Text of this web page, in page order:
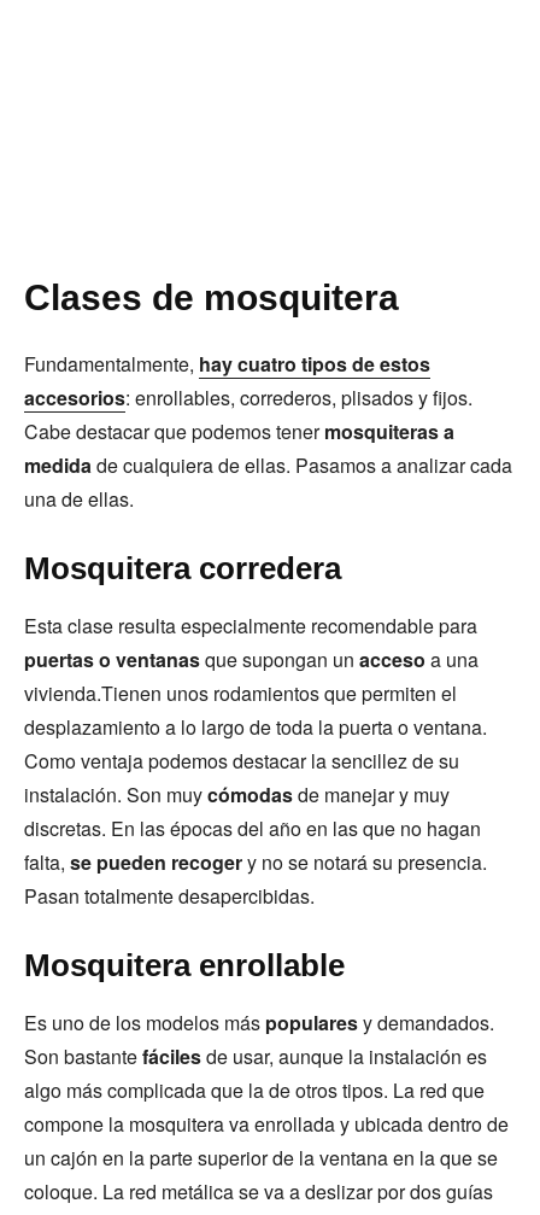
Clases de mosquitera
Fundamentalmente, hay cuatro tipos de estos
accesorios: enrollables, correderos, plisados y fijos.
Cabe destacar que podemos tenermosquiteras a
medida de cualquiera de ellas. Pasamos a analizar cada
una de ellas.
Mosquitera corredera
Esta clase resulta especialmente recomendable para
puertas o ventanasque supongan un acceso a una
vivienda.Tienen unos rodamientos que permiten el
desplazamiento a lo largo de toda la puerta o ventana.
Como ventaja podemos destacar la sencillez de su
instalación. Son muycómodasde manejar y muy
discretas. En las épocas del año en las que no hagan
falta, se pueden recogery no se notará su presencia.
Pasan totalmente desapercibidas.
Mosquitera enrollable
Es uno de los modelos más popularesy demandados.
Son bastantefácilesde usar, aunque la instalación es
algo más complicada que la de otros tipos. La red que
compone la mosquitera va enrollada y ubicada dentro de
un cajón en la parte superior de la ventana en la que se
coloque. La red metálica se va a deslizar por dos guías